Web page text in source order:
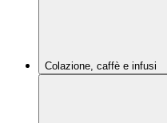
Colazione, caffè e infusi